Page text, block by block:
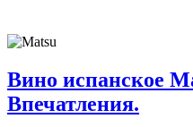
Вино испанское
Впечатления.